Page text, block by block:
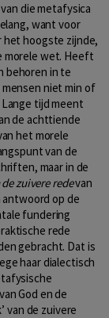
die metafysica
want voor
het hoogste zijnde,
morele wet. Heeft
behoren in te
niet min of
tijd meent
de achttiende
het morele
van de
maar in de
zuivere redevan
antwoord op de
fundering
rede
gebracht. Dat is
haar dialectisch
God en de
van de zuivere